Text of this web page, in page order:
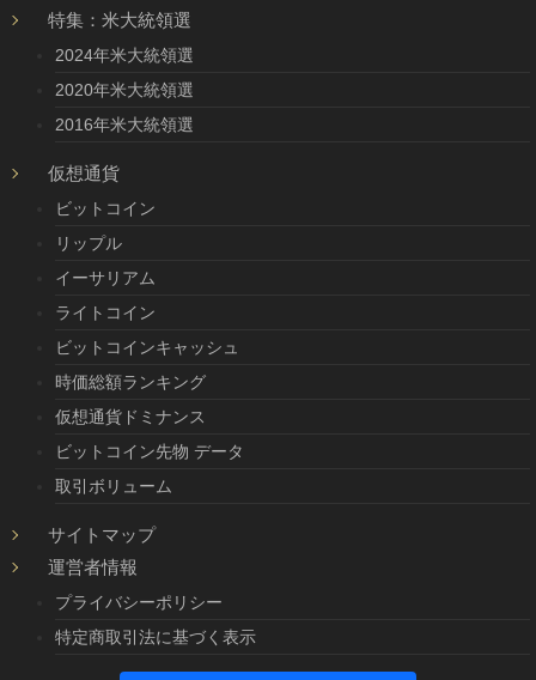
特集：米大統領選
2024年米大統領選
2020年米大統領選
2016年米大統領選
仮想通貨
ビットコイン
リップル
イーサリアム
ライトコイン
ビットコインキャッシュ
時価総額ランキング
仮想通貨ドミナンス
ビットコイン先物 データ
取引ボリューム
サイトマップ
運営者情報
プライバシーポリシー
特定商取引法に基づく表示